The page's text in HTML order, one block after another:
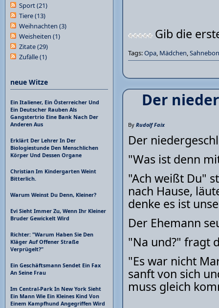
Gib die
Tags:Opa, Mädchen,
Der
By Rudolf Faix
Der
"Was ist denn
"Ach weißt Du"
nach Hause,
denke es ist
Der Ehemann
"Na und?" fragt
"Es war nicht
sanft von sich
muss gleich
Sport(21)
Tiere(13)
Weihnachten (3)
Weisheiten (1)
Zitate(29)
Zufälle(1)
neue Witze
Ein Italiener, Ein Österreicher Und
Ein Deutscher Rauben Als
Gangstertrio Eine Bank Nach Der
Anderen Aus
Erklärt Der Lehrer In Der
Biologiestunde Den Menschlichen
Körper Und Dessen Organe
Christian Im Kindergarten Weint
Bitterlich.
Warum Weinst Du Denn, Kleiner?
Evi Sieht Immer Zu, Wenn Ihr Kleiner
Bruder Gewickelt Wird
Richter: "Warum Haben Sie Den
Kläger Auf Offener Straße
Verprügelt?"
Ein Geschäftsmann Sendet Ein Fax
An Seine Frau
Im Central-Park In New York Sieht
Ein Mann Wie Ein Kleines Kind Von
Einem Kampfhund Angegriffen Wird